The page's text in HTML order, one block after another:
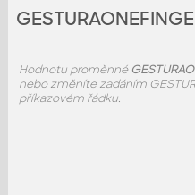
Hodnotu proměnné
nebo změníte zadáním
příkazovém řádku.